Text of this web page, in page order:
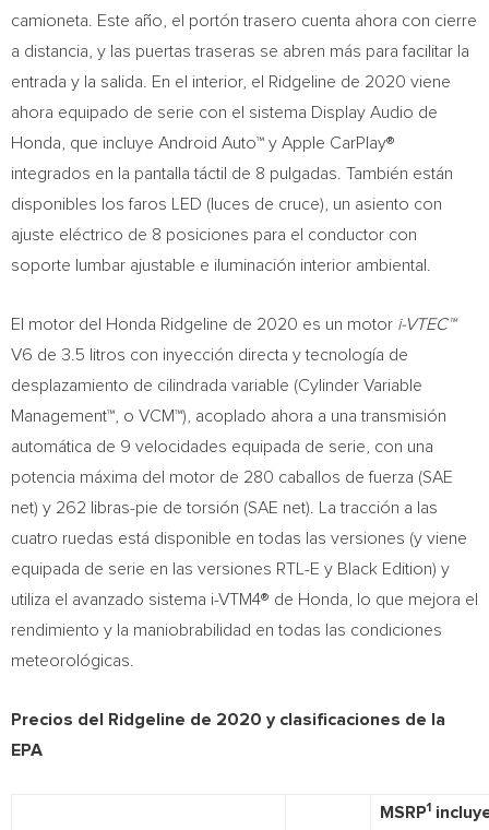
camioneta. Este año, el portón trasero cuenta ahora con cierre
a distancia, y las puertas traseras se abren más para facilitar la
entrada y la salida. En el interior, el Ridgeline de 2020 viene
ahora equipado de serie con el sistema Display Audio de
Honda, que incluye Android Auto™ y Apple CarPlay®
integrados en la pantalla táctil de 8 pulgadas. También están
disponibles los faros LED (luces de cruce), un asiento con
ajuste eléctrico de 8 posiciones para el conductor con
soporte lumbar ajustable e iluminación interior ambiental.
El motor del Honda Ridgeline de 2020 es un motor i-VTEC™
V6 de 3.5 litros con inyección directa y tecnología de
desplazamiento de cilindrada variable (Cylinder Variable
Management™, o VCM™), acoplado ahora a una transmisión
automática de 9 velocidades equipada de serie, con una
potencia máxima del motor de 280 caballos de fuerza (SAE
net) y 262 libras-pie de torsión (SAE net). La tracción a las
cuatro ruedas está disponible en todas las versiones (y viene
equipada de serie en las versiones RTL-E y Black Edition) y
utiliza el avanzado sistema i-VTM4® de Honda, lo que mejora el
rendimiento y la maniobrabilidad en todas las condiciones
meteorológicas.
Precios del Ridgeline de 2020 y clasificaciones de la
EPA
MSRP1